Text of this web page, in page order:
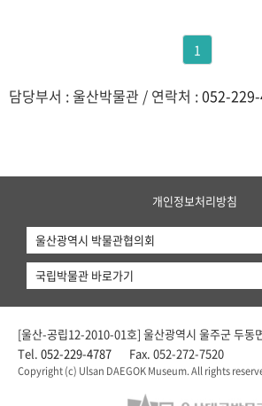
1
담당부서 : 울산박물관 / 연락처 :052-
개인정보처리방침
울산광역시 박물관협의회
국립박물관 바로가기
[울산-공립12-2010-01호] 울산광역시 울주군 두동
Tel. 052-229-4787 Fax. 052-272-7520
Copyright (c) Ulsan DAEGOK Museum. All rights